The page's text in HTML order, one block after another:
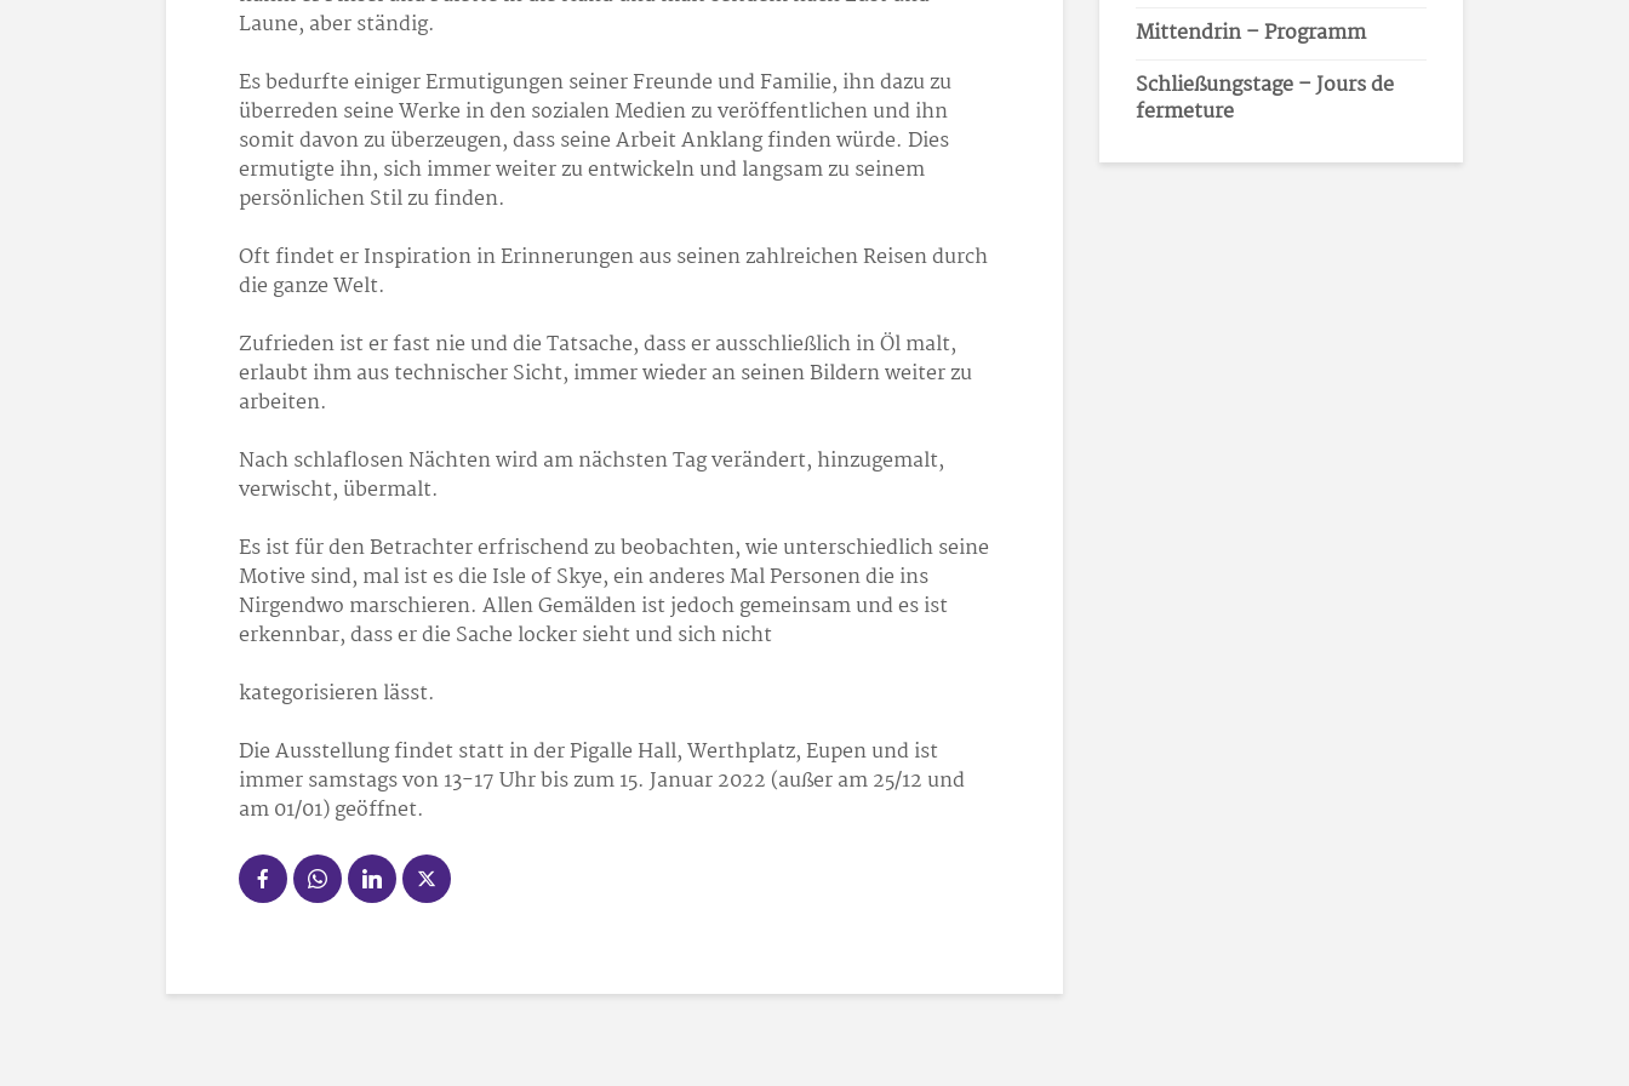
Laune, aber ständig.
Es bedurfte einiger Ermutigungen seiner Freunde und Familie, ihn dazu zu
überreden seine Werke in den sozialen Medien zu veröffentlichen und ihn
somit davon zu überzeugen, dass seine Arbeit Anklang finden würde. Dies
ermutigte ihn, sich immer weiter zu entwickeln und langsam zu seinem
persönlichen Stil zu finden.
Oft findet er Inspiration in Erinnerungen aus seinen zahlreichen Reisen durch
die ganze Welt.
Zufrieden ist er fast nie und die Tatsache, dass er ausschließlich in Öl malt,
erlaubt ihm aus technischer Sicht, immer wieder an seinen Bildern weiter zu
arbeiten.
Nach schlaflosen Nächten wird am nächsten Tag verändert, hinzugemalt,
verwischt, übermalt.
Es ist für den Betrachter erfrischend zu beobachten, wie unterschiedlich seine
Motive sind, mal ist es die Isle of Skye, ein anderes Mal Personen die ins
Nirgendwo marschieren. Allen Gemälden ist jedoch gemeinsam und es ist
erkennbar, dass er die Sache locker sieht und sich nicht
kategorisieren lässt.
Die Ausstellung findet statt in der Pigalle Hall, Werthplatz, Eupen und ist
immer samstags von 13-17 Uhr bis zum 15. Januar 2022 (außer am 25/12 und
am 01/01) geöffnet.
Mittendrin – Programm
Schließungstage – Jours de
fermeture